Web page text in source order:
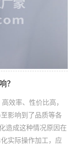
？
效率、性价比高，
影响到了品质等各
造成这种情况原因在
实际操作加工，应